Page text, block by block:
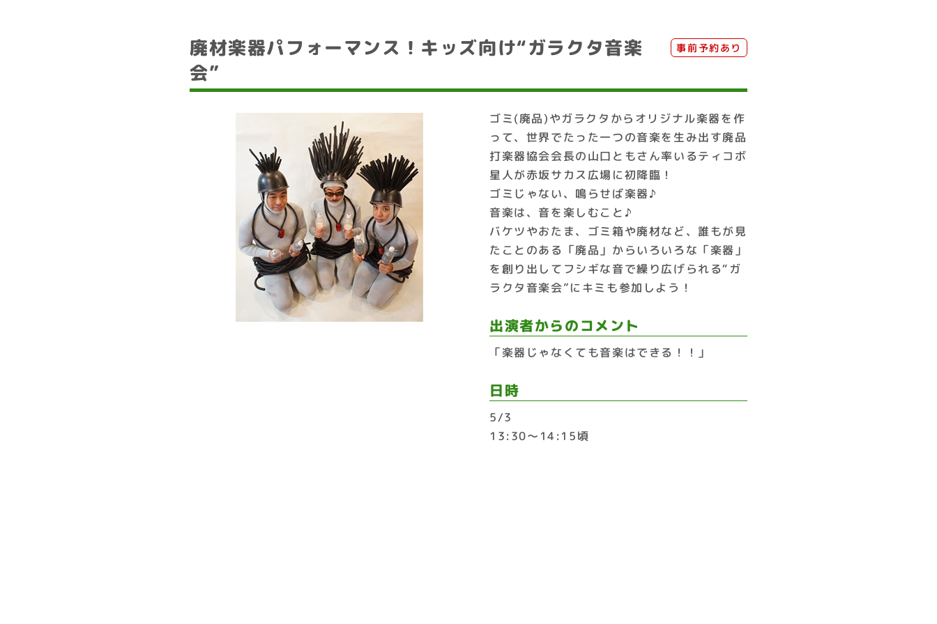
廃材楽器パフォーマンス！キッズ向け“ガラクタ音楽
会”
事前予約あり
ゴミ(廃品)やガラクタからオリジナル楽器を作
って、世界でたった一つの音楽を生み出す廃品
打楽器協会会長の山口ともさん率いるティコボ
星人が赤坂サカス広場に初降臨！
ゴミじゃない、鳴らせば楽器♪
音楽は、音を楽しむこと♪
バケツやおたま、ゴミ箱や廃材など、誰もが見
たことのある「廃品」からいろいろな「楽器」
を創り出してフシギな音で繰り広げられる“ガ
ラクタ音楽会”にキミも参加しよう！
出演者からのコメント
「楽器じゃなくても音楽はできる！！」
日時
5/3
13:30〜14:15頃